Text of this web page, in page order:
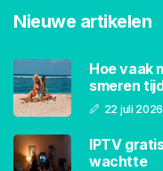
Nieuwe artikelen
Hoe vaak
smeren
22 juli 2026
IPTV
wachtte